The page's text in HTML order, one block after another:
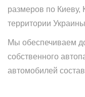
размеров по Киеву,
территории
Мы обеспечиваем
собственного
автомобилей